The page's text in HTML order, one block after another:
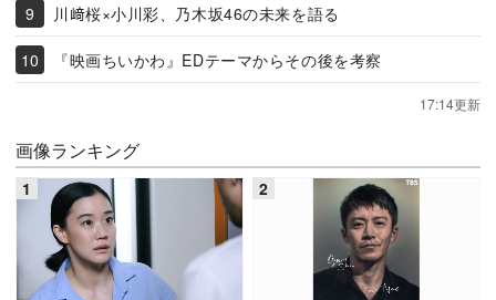
川﨑桜×小川彩、乃木坂46の未来を語る
『映画ちいかわ』EDテーマからその後を考察
17:14更新
画像ランキング